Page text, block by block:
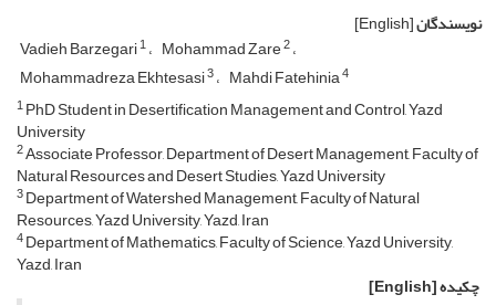
نویسندگان[English]
Vadieh Barzegari1 Mohammad Zare2
Mohammadreza Ekhtesasi3 Mahdi Fatehinia4
1PhD Student in Desertification Management and Control, Yazd
University
2Associate Professor, Department of Desert Management, Faculty of
Natural Resources and Desert Studies, Yazd University
3Department of Watershed Management, Faculty of Natural
Resources, Yazd University, Yazd, Iran
4Department of Mathematics, Faculty of Science, Yazd University,
Yazd, Iran
چکیده[English]